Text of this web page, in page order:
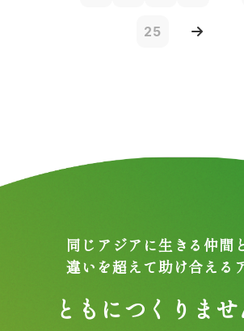
25
同じアジアに生きる仲間
違いを超えて助け合える
ともにつくりませ